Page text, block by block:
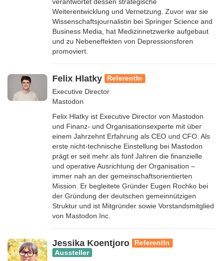
verantwortet dessen strategische
Weiterentwicklung und Vernetzung. Zuvor war sie
Wissenschaftsjournalistin bei Springer Science and
Business Media, hat Medizinnetzwerke aufgebaut
und zu Nebeneffekten von Depressionsforen
promoviert.
Felix Hlatky ReferentIn
Executive Director
Mastodon
Felix Hlatky ist Executive Director von Mastodon
und Finanz- und Organisationsexperte mit über
einem Jahrzehnt Erfahrung als CEO und CFO. Als
erste nicht-technische Einstellung bei Mastodon
prägt er seit mehr als fünf Jahren die finanzielle
und operative Ausrichtung der Organisation –
immer nah an der gemeinschaftsorientierten
Mission. Er begleitete Gründer Eugen Rochko bei
der Gründung der deutschen gemeinnützigen
Struktur und ist Mitgründer sowie Vorstandsmitglied
von Mastodon Inc.
Jessika Koentjoro
ReferentIn
Aussteller